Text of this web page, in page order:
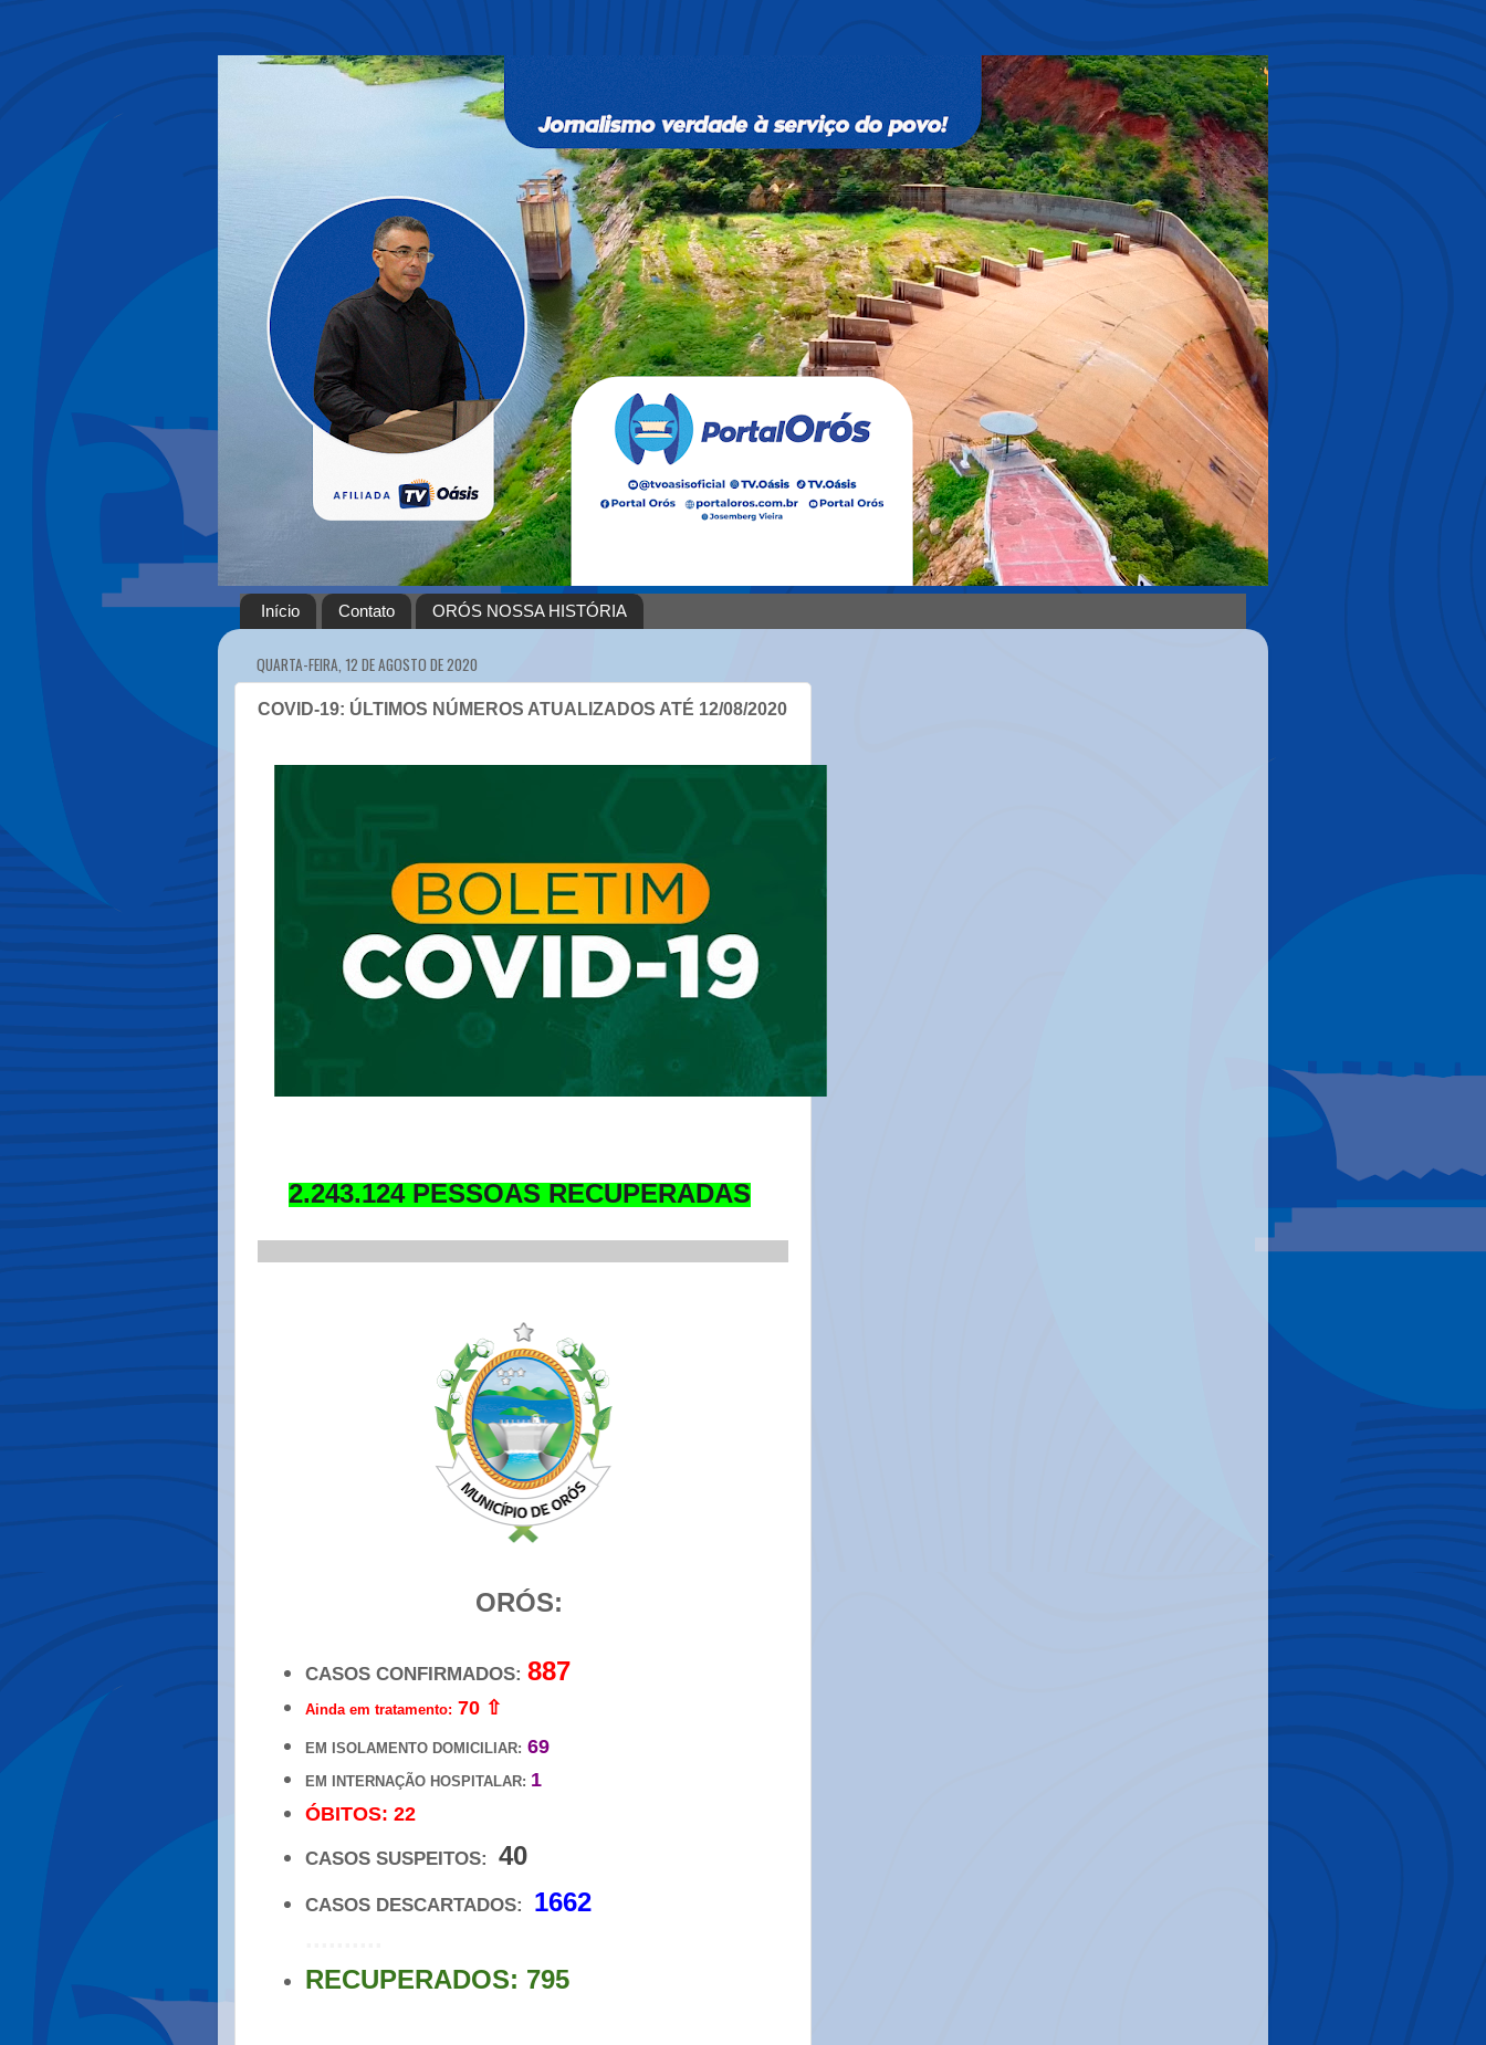
Início Contato ORÓS NOSSA HISTÓRIA
QUARTA-FEIRA, 12 DE AGOSTO DE 2020
COVID-19: ÚLTIMOS NÚMEROS ATUALIZADOS ATÉ 12/08/2020
2.243.124 PESSOAS RECUPERADAS
ORÓS:
CASOS CONFIRMADOS:887
Ainda em tratamento: 70 ⇧
EM ISOLAMENTO DOMICILIAR: 69
EM INTERNAÇÃO HOSPITALAR: 1
ÓBITOS: 22
CASOS SUSPEITOS:40
CASOS DESCARTADOS: 1662
RECUPERADOS: 795